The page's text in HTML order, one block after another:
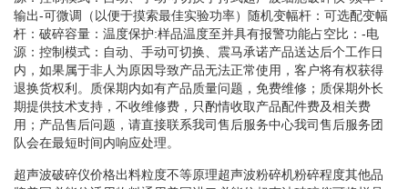
输出-可微调（以便于摸索最佳实验功率）随机变幅杆：可选配变幅
杆：破碎容量：温度保护:样品温度至并具有报警功能占空比：-电
源：控制模式：自动、手动可切换、震马承诺产品送达后个工作日
内，如果属于非人为原因导致产品无法正常使用，客户将有权获得
退换货权利。质保期内如有产品质量问题，免费维修；质保期外长
期提供技术支持，不收维修费，只酌情收取产品配件费及相关费
用；产品售后问题，请直接联系我司售后服务中心我司售后服务团
队会在最短时间内响应处理。
超声波破碎仪价格出料粒度不等原理超声波粉碎机粉碎程度其他品